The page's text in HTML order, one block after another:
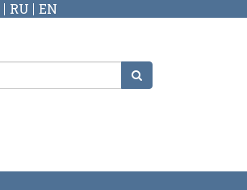
RU EN